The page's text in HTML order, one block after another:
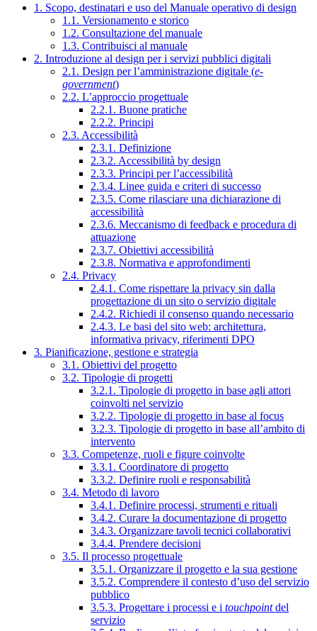
1. Scopo, destinatari e uso del Manuale operativo di design
1.1. Versionamento e storico
1.2. Consultazione del manuale
1.3. Contribuisci al manuale
2. Introduzione al design per i servizi pubblici digitali
2.1. Design per l’amministrazione digitale (e-
government)
2.2. L’approccio progettuale
2.2.1. Buone pratiche
2.2.2. Principi
2.3. Accessibilità
2.3.1. Definizione
2.3.2. Accessibilità by design
2.3.3. Principi per l’accessibilità
2.3.4. Linee guida e criteri di successo
2.3.5. Come rilasciare una dichiarazione di
accessibilità
2.3.6. Meccanismo di feedback e procedura di
attuazione
2.3.7. Obiettivi accessibilità
2.3.8. Normativa e approfondimenti
2.4. Privacy
2.4.1. Come rispettare la privacy sin dalla
progettazione di un sito o servizio digitale
2.4.2. Richiedi il consenso quando necessario
2.4.3. Le basi del sito web: architettura,
informativa privacy, riferimenti DPO
3. Pianificazione, gestione e strategia
3.1. Obiettivi del progetto
3.2. Tipologie di progetti
3.2.1. Tipologie di progetto in base agli attori
coinvolti nel servizio
3.2.2. Tipologie di progetto in base al focus
3.2.3. Tipologie di progetto in base all’ambito di
intervento
3.3. Competenze, ruoli e figure coinvolte
3.3.1. Coordinatore di progetto
3.3.2. Definire ruoli e responsabilità
3.4. Metodo di lavoro
3.4.1. Definire processi, strumenti e rituali
3.4.2. Curare la documentazione di progetto
3.4.3. Organizzare tavoli tecnici collaborativi
3.4.4. Prendere decisioni
3.5. Il processo progettuale
3.5.1. Organizzare il progetto e la sua gestione
3.5.2. Comprendere il contesto d’uso del servizio
pubblico
3.5.3. Progettare i processi e i touchpointdel
servizio